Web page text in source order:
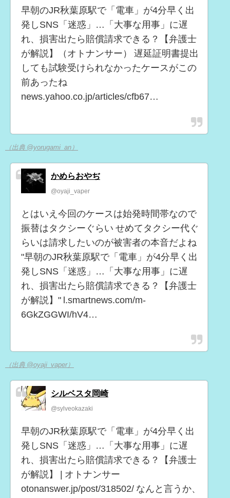
早朝のJR秋葉原駅で「電車」が4分早く出
発しSNS「迷惑」…「大事な用事」に遅
れ、損害出たら賠償請求できる？【弁護士
が解説】（オトナンサー） 遅延証明書提出
しても試験受けられなかったケースがこの
前あったね
news.yahoo.co.jp/articles/cfb67…
（出典 @yorugami_an）
かめらおやぢ
@oyaji_vaper
とはいえ今回のケースは始発時間帯なので
振替はタクシーぐらい せめてタクシー代ぐ
らいは請求したいのが被害者の本音だよね
"早朝のJR秋葉原駅で「電車」が4分早く出
発しSNS「迷惑」…「大事な用事」に遅
れ、損害出たら賠償請求できる？【弁護士
が解説】" l.smartnews.com/m-
6GkZGGWI/hV4…
（出典 @oyaji_vaper）
シルベスタ岡崎
@sylveokazaki
早朝のJR秋葉原駅で「電車」が4分早く出
発しSNS「迷惑」…「大事な用事」に遅
れ、損害出たら賠償請求できる？【弁護士
が解説】 | オトナンサー
otonanswer.jp/post/318502/ なんと言うか、